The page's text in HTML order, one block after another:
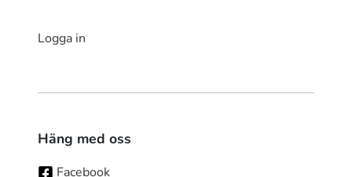
Logga in
Häng med oss
Facebook